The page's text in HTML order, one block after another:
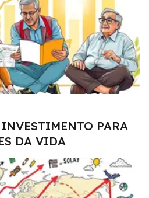
PARA
DA VIDA